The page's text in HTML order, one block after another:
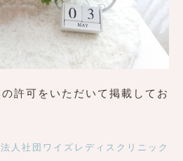
許可をいただいて掲載してお
人社団ワイズレディスクリニック